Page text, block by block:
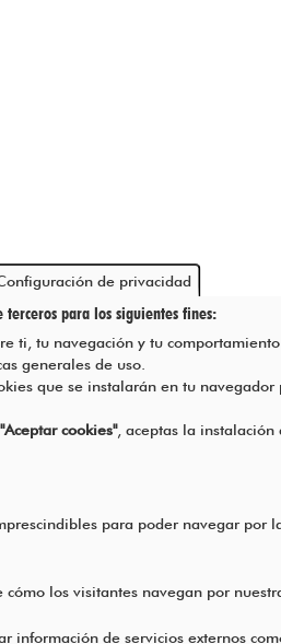
de privacidad
para los siguientes fines:
ti, tu navegación y tu
generales de uso.
que se instalarán en tu navegador
"Aceptar cookies", aceptas la instalación
para poder navegar por
cómo los visitantes navegan por
información de servicios externos